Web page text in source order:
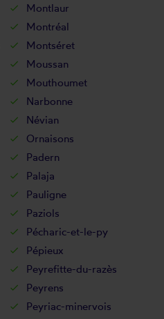
Montlaur
Montréal
Montséret
Moussan
Mouthoumet
Narbonne
Névian
Ornaisons
Padern
Palaja
Pauligne
Paziols
Pécharic-et-le-py
Pépieux
Peyrefitte-du-razès
Peyrens
Peyriac-minervois